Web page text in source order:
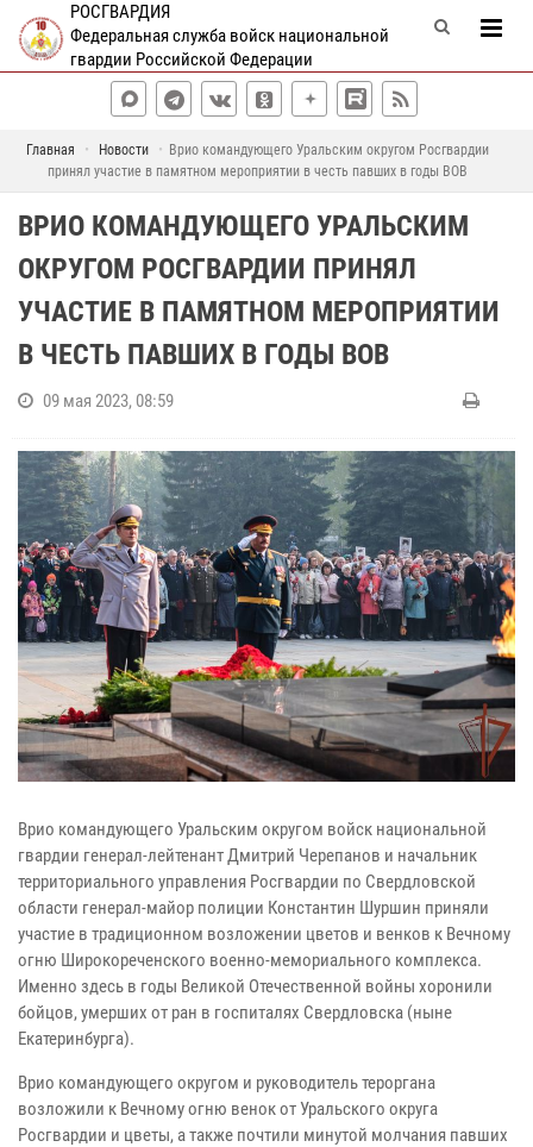
РОСГВАРДИЯ
Федеральная служба войск национальной
гвардии Российской Федерации
Главная Новости
Врио командующего Уральским округом Росгвардии
принял участие в памятном мероприятии в честь павших в годы ВОВ
ВРИО КОМАНДУЮЩЕГО УРАЛЬСКИМ
ОКРУГОМ РОСГВАРДИИ ПРИНЯЛ
УЧАСТИЕ В ПАМЯТНОМ МЕРОПРИЯТИИ
В ЧЕСТЬ ПАВШИХ В ГОДЫ ВОВ
09 мая 2023, 08:59
Врио командующего Уральским округом войск национальной
гвардии генерал-лейтенант Дмитрий Черепанов и начальник
территориального управления Росгвардии по Свердловской
области генерал-майор полиции Константин Шуршин приняли
участие в традиционном возложении цветов и венков к Вечному
огню Широкореченского военно-мемориального комплекса.
Именно здесь в годы Великой Отечественной войны хоронили
бойцов, умерших от ран в госпиталях Свердловска (ныне
Екатеринбурга).
Врио командующего округом и руководитель тероргана
возложили к Вечному огню венок от Уральского округа
Росгвардии и цветы, а также почтили минутой молчания павших